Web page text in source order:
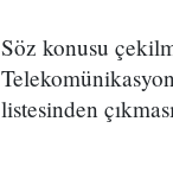
Söz konusu
listesinden